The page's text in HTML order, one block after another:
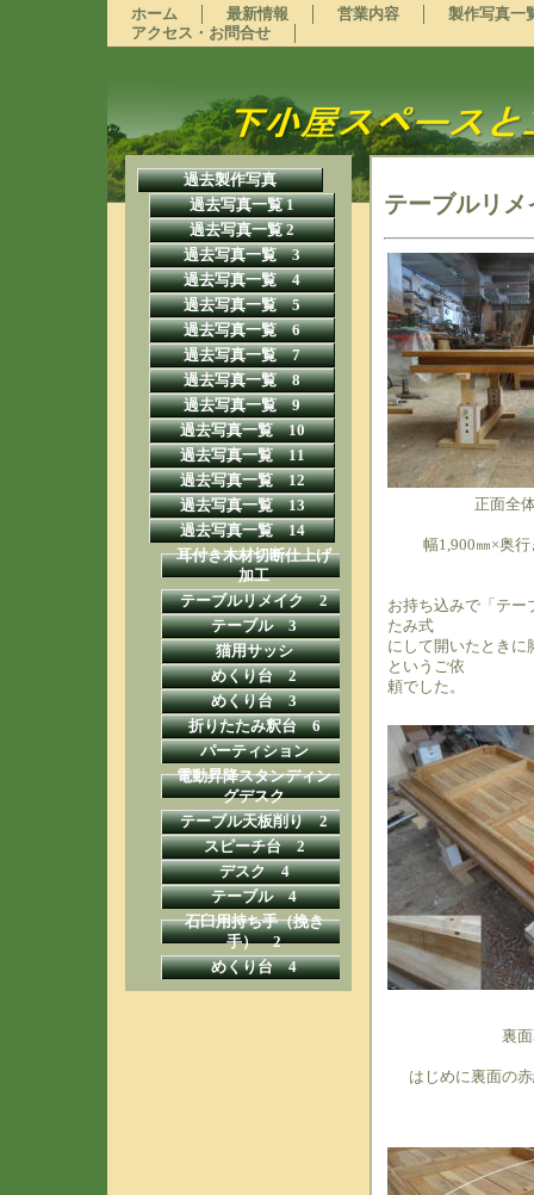
ホーム 最新情報 営業内容
製作写真一
アクセス・お問合せ
過去製作写真
過去写真一覧 1
過去写真一覧 2
過去写真一覧 3
過去写真一覧 4
過去写真一覧 5
過去写真一覧 6
過去写真一覧 7
過去写真一覧 8
過去写真一覧 9
過去写真一覧 10
過去写真一覧 11
過去写真一覧 12
過去写真一覧 13
過去写真一覧 14
耳付き木材切断仕上げ
加工
テーブルリメイク 2
テーブル 3
猫用サッシ
めくり台 2
めくり台 3
折りたたみ釈台 6
パーティション
電動昇降スタンディン
グデスク
テーブル天板削り 2
スピーチ台 2
デスク 4
テーブル 4
石臼用持ち手（挽き
手） 2
めくり台 4
テーブルリ
正面全
幅1,900㎜×奥
お持ち込みで「テー
たみ式
にして開いたときに
というご依
頼でした。
裏
はじめに裏面の